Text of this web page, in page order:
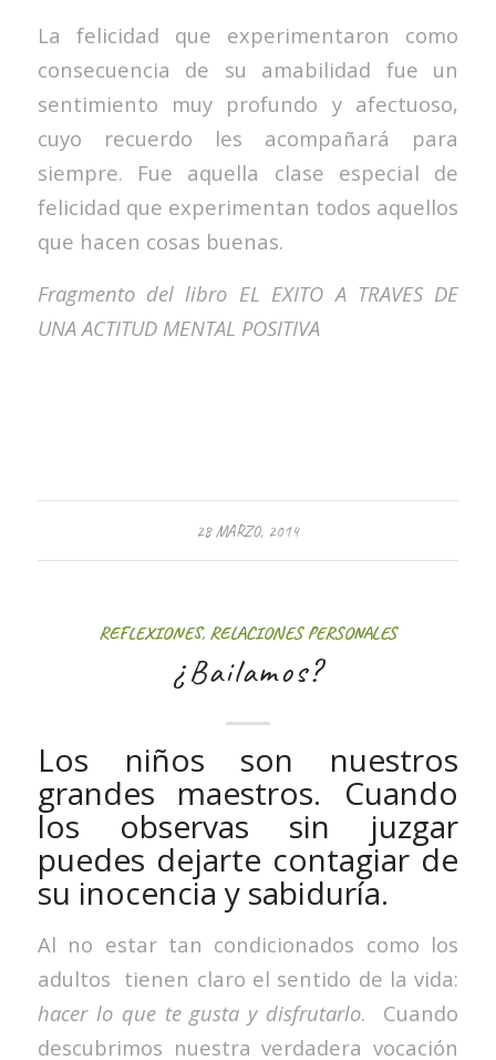
La felicidad que experimentaron como
consecuencia de su amabilidad fue un
sentimiento muy profundo y afectuoso,
cuyo recuerdo les acompañará para
siempre. Fue aquella clase especial de
felicidad que experimentan todos aquellos
que hacen cosas buenas.
Fragmento del libro EL EXITO A TRAVES DE
UNA ACTITUD MENTAL POSITIVA
28 MARZO, 2014
REFLEXIONES, RELACIONES PERSONALES
¿Bailamos?
Los niños son nuestros
grandes maestros. Cuando
los observas sin juzgar
puedes dejarte contagiar de
su inocencia y sabiduría.
Al no estar tan condicionados como los
adultos tienen claro el sentido de la vida:
hacer lo que te gusta y disfrutarlo. Cuando
descubrimos nuestra verdadera vocación